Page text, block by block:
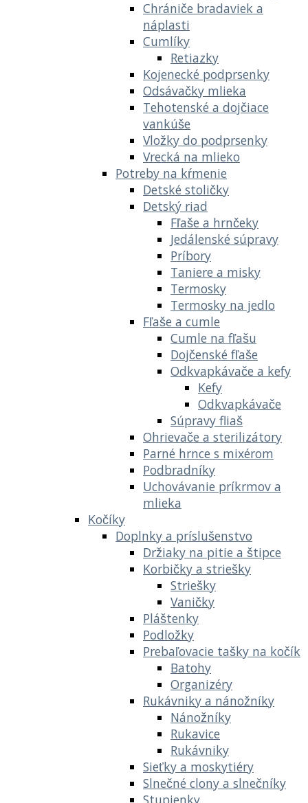
Chrániče bradaviek a
náplasti
Cumlíky
Retiazky
Kojenecké podprsenky
Odsávačky mlieka
Tehotenské a dojčiace
vankúše
Vložky do podprsenky
Vrecká na mlieko
Potreby na kŕmenie
Detské stoličky
Detský riad
Fľaše a hrnčeky
Jedálenské súpravy
Príbory
Taniere a misky
Termosky
Termosky na jedlo
Fľaše a cumle
Cumle na fľašu
Dojčenské fľaše
Odkvapkávače a kefy
Kefy
Odkvapkávače
Súpravy fliaš
Ohrievače a sterilizátory
Parné hrnce s mixérom
Podbradníky
Uchovávanie príkrmov a
mlieka
Kočíky
Doplnky a príslušenstvo
Držiaky na pitie a štipce
Korbičky a striešky
Striešky
Vaničky
Pláštenky
Podložky
Prebaľovacie tašky na kočík
Batohy
Organizéry
Rukávniky a nánožníky
Nánožníky
Rukavice
Rukávniky
Sieťky a moskytiéry
Slnečné clony a slnečníky
Stupienky